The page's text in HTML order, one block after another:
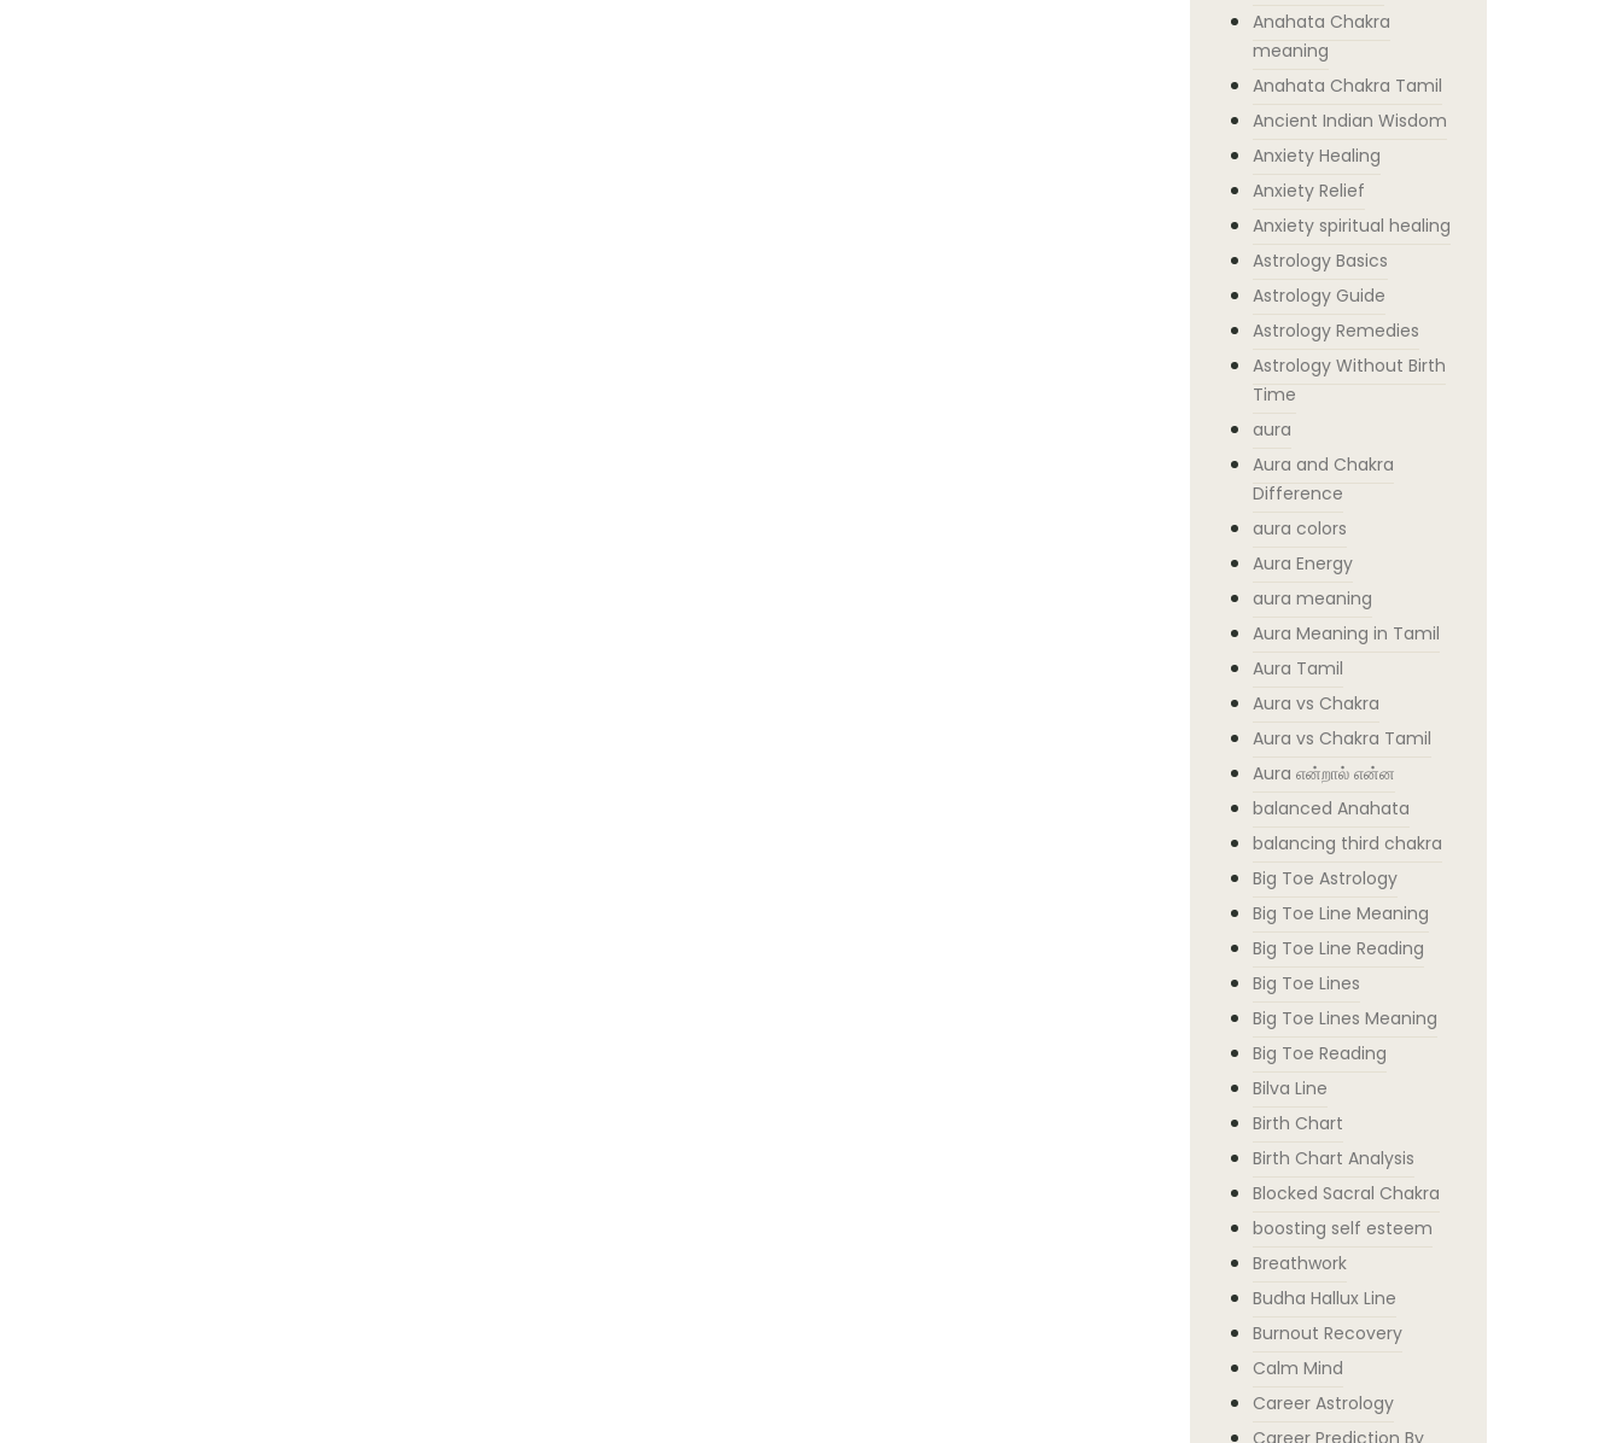
Anahata Chakra
meaning
Anahata Chakra Tamil
Ancient Indian Wisdom
Anxiety Healing
Anxiety Relief
Anxiety spiritual healing
Astrology Basics
Astrology Guide
Astrology Remedies
Astrology Without Birth
Time
aura
Aura and Chakra
Difference
aura colors
Aura Energy
aura meaning
Aura Meaning in Tamil
Aura Tamil
Aura vs Chakra
Aura vs Chakra Tamil
Aura என்றால் என்ன
balanced Anahata
balancing third chakra
Big Toe Astrology
Big Toe Line Meaning
Big Toe Line Reading
Big Toe Lines
Big Toe Lines Meaning
Big Toe Reading
Bilva Line
Birth Chart
Birth Chart Analysis
Blocked Sacral Chakra
boosting self esteem
Breathwork
Budha Hallux Line
Burnout Recovery
Calm Mind
Career Astrology
Career Prediction By